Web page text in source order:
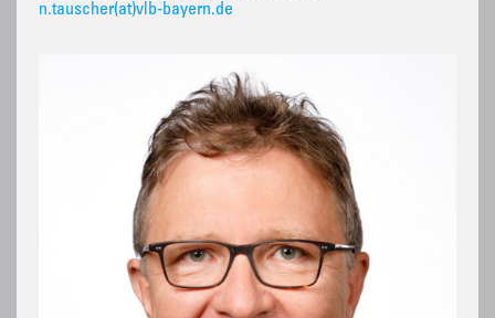
n.tauscher(at)vlb-bayern.de